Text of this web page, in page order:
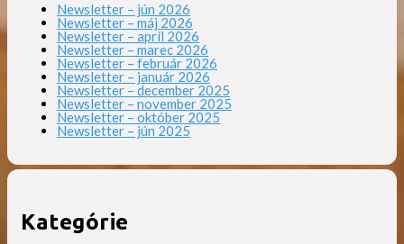
Newsletter – jún 2026
Newsletter – máj 2026
Newsletter – apríl 2026
Newsletter – marec 2026
Newsletter – február 2026
Newsletter – január 2026
Newsletter – december 2025
Newsletter – november 2025
Newsletter – október 2025
Newsletter – jún 2025
Kategórie